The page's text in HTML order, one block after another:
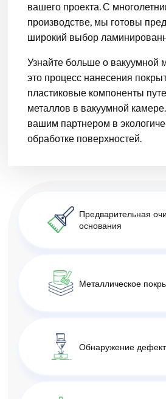
вашего проекта. С
производстве, мы готовы
широкий выбор
Узнайте больше о вакуумной
это процесс нанесения
пластиковые компоненты
металлов в вакуумной
вашим партнером в
обработке поверхностей.
Предварительная
основания
Металлическое
Обнаружение